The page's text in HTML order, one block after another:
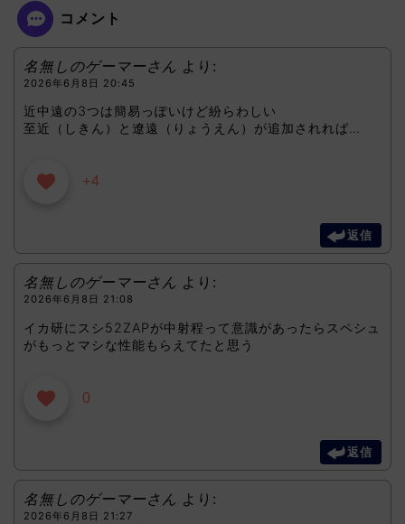
コメント
名無しのゲーマーさん より:
2026年6月8日 20:45
近中遠の3つは簡易っぽいけど紛らわしい
至近（しきん）と遼遠（りょうえん）が追加されれば…
+4
返信
名無しのゲーマーさん より:
2026年6月8日 21:08
イカ研にスシ52ZAPが中射程って意識があったらスペシュ
がもっとマシな性能もらえてたと思う
0
返信
名無しのゲーマーさん より:
2026年6月8日 21:27